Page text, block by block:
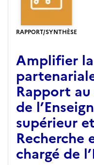
RAPPORT/SYNTHÈSE
Amplifier
Rapport
de
supérieur
Recherche
chargé de